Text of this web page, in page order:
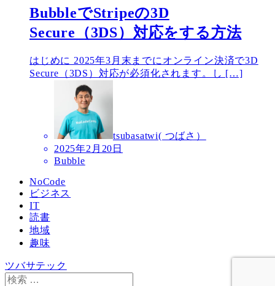
BubbleでStripeの3D
Secure（3DS）対応をする方法
はじめに 2025年3月末までにオンライン決済で3D
Secure（3DS）対応が必須化されます。し […]
tsubasatwi( つばさ）
2025年2月20日
Bubble
NoCode
ビジネス
IT
読書
地域
趣味
ツバサテック
検